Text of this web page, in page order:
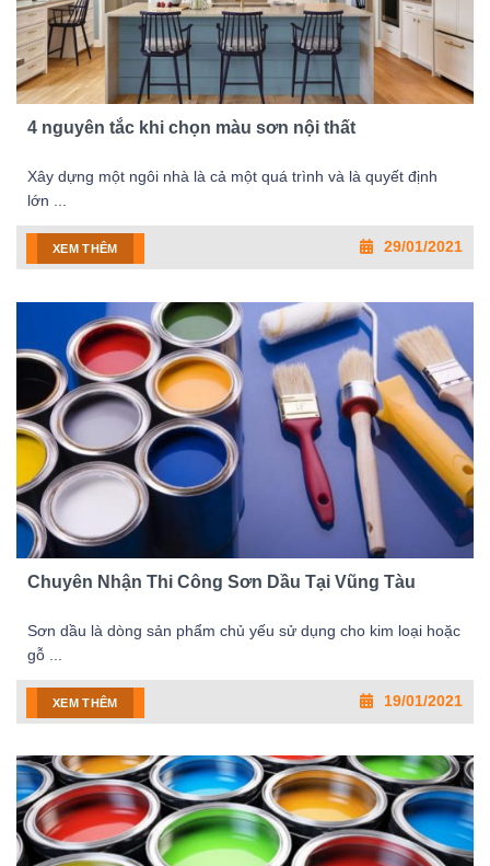
4 nguyên tắc khi chọn màu sơn nội thất
29/01/2021
Xây dựng một ngôi nhà là cả một quá trình và là quyết định
lớn ...
XEM THÊM
Chuyên Nhận Thi Công Sơn Dầu Tại Vũng Tàu
19/01/2021
Sơn dầu là dòng sản phẩm chủ yếu sử dụng cho kim loại hoặc
gỗ ...
XEM THÊM